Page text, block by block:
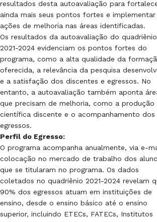
resultados desta autoavaliação para
ainda mais seus pontos fortes e implementar
ações de melhoria nas áreas identificadas.
Os resultados da autoavaliação do quadriênio
2021-2024 evidenciam os pontos fortes do
programa, como a alta qualidade da
oferecida, a relevância da pesquisa
e a satisfação dos discentes e egressos. No
entanto, a autoavaliação também aponta
que precisam de melhoria, como a produção
científica discente e o acompanhamento dos
egressos.
Perfil do Egresso:
O programa acompanha anualmente, via e-
colocação no mercado de trabalho dos
que se titularam no programa. Os dados
coletados no quadriênio 2021-2024 revelam
90% dos egressos atuam em instituições de
ensino, desde o ensino básico até o ensino
superior, incluindo ETECs, FATECs, Institutos